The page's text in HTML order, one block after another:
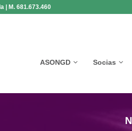
| M. 681.673.460
ASONGD Socias